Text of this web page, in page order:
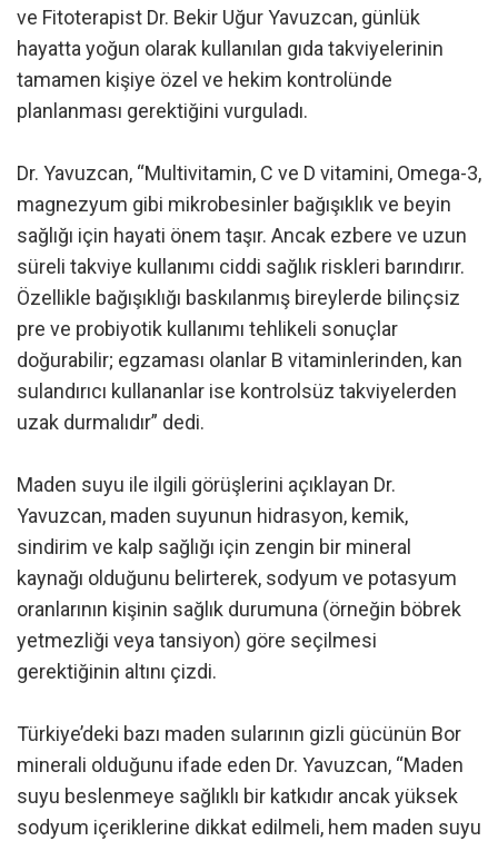
ve Fitoterapist Dr. Bekir Uğur Yavuzcan, günlük
hayatta yoğun olarak kullanılan gıda takviyelerinin
tamamen kişiye özel ve hekim kontrolünde
planlanması gerektiğini vurguladı.
Dr. Yavuzcan, “Multivitamin, C ve D vitamini, Omega-3,
magnezyum gibi mikrobesinler bağışıklık ve beyin
sağlığı için hayati önem taşır. Ancak ezbere ve uzun
süreli takviye kullanımı ciddi sağlık riskleri barındırır.
Özellikle bağışıklığı baskılanmış bireylerde bilinçsiz
pre ve probiyotik kullanımı tehlikeli sonuçlar
doğurabilir; egzaması olanlar B vitaminlerinden, kan
sulandırıcı kullananlar ise kontrolsüz takviyelerden
uzak durmalıdır” dedi.
Maden suyu ile ilgili görüşlerini açıklayan Dr.
Yavuzcan, maden suyunun hidrasyon, kemik,
sindirim ve kalp sağlığı için zengin bir mineral
kaynağı olduğunu belirterek, sodyum ve potasyum
oranlarının kişinin sağlık durumuna (örneğin böbrek
yetmezliği veya tansiyon) göre seçilmesi
gerektiğinin altını çizdi.
Türkiye’deki bazı maden sularının gizli gücünün Bor
minerali olduğunu ifade eden Dr. Yavuzcan, “Maden
suyu beslenmeye sağlıklı bir katkıdır ancak yüksek
sodyum içeriklerine dikkat edilmeli, hem maden suyu